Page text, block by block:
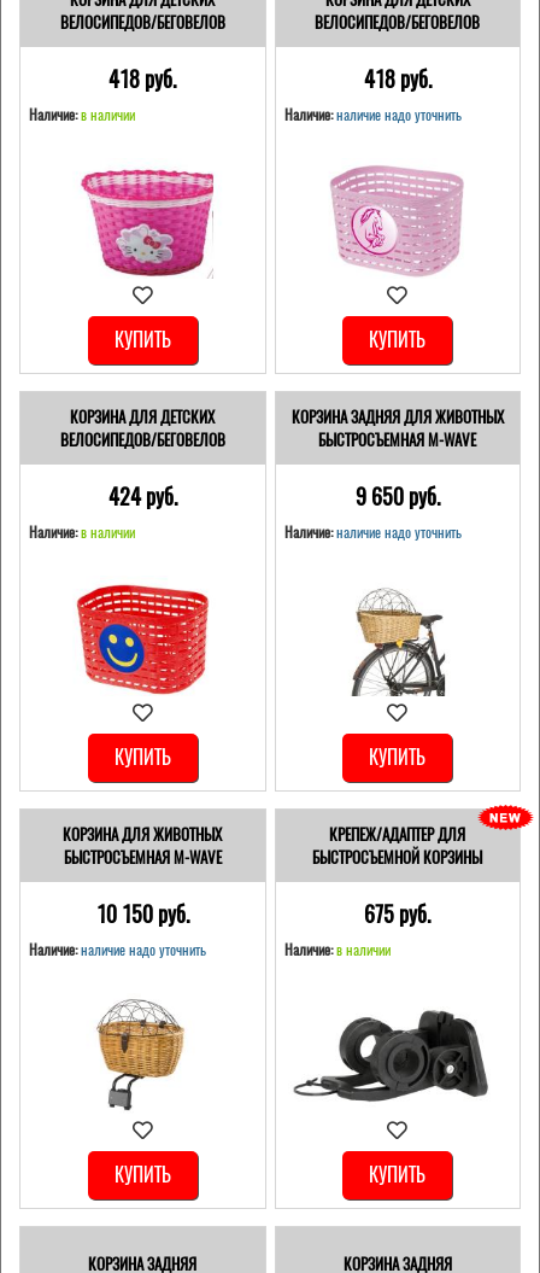
ВЕЛОСИПЕДОВ/БЕГОВЕЛОВ
418 pуб.
Наличие:в наличии
КУПИТЬ
ВЕЛОСИПЕДОВ/БЕГОВЕЛОВ
418 pуб.
Наличие: наличие надо уточнить
КУПИТЬ
КОРЗИНА ДЛЯ ДЕТСКИХ
ВЕЛОСИПЕДОВ/БЕГОВЕЛОВ
424 pуб.
Наличие:в наличии
КУПИТЬ
КОРЗИНА ЗАДНЯЯ ДЛЯ ЖИВОТНЫХ
БЫСТРОСЪЕМНАЯ M-WAVE
9 650 pуб.
Наличие: наличие надо уточнить
КУПИТЬ
КОРЗИНА ДЛЯ ЖИВОТНЫХ
БЫСТРОСЪЕМНАЯ M-WAVE
10 150 pуб.
Наличие:наличие надо уточнить
КУПИТЬ
КРЕПЕЖ/АДАПТЕР ДЛЯ
БЫСТРОСЪЕМНОЙ КОРЗИНЫ
675 pуб.
Наличие: в наличии
КУПИТЬ
КОРЗИНА ЗАДНЯЯ КОРЗИНА ЗАДНЯЯ